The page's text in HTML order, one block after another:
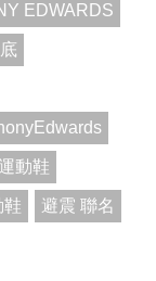
EDWARDS
動鞋
鞋 避震 聯名